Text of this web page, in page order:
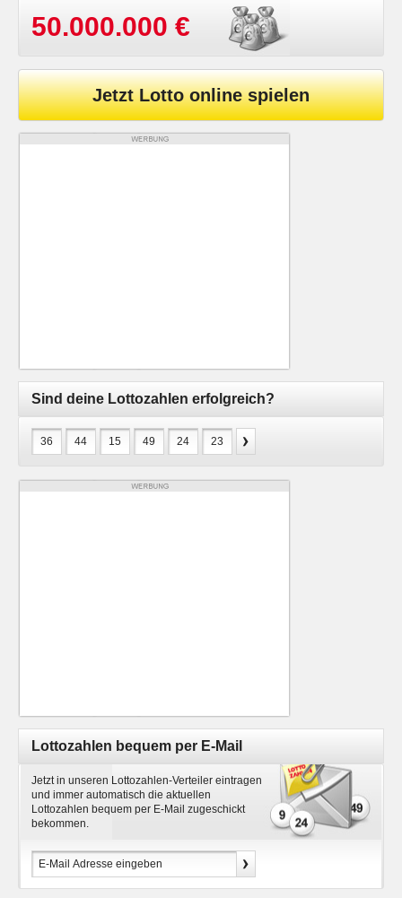
50.000.000 €
Jetzt Lotto online spielen
Sind deine Lottozahlen erfolgreich?
Lottozahlen bequem per E-Mail
Jetzt in unseren Lottozahlen-Verteiler eintragen
und immer automatisch die aktuellen
Lottozahlen bequem per E-Mail zugeschickt
bekommen.